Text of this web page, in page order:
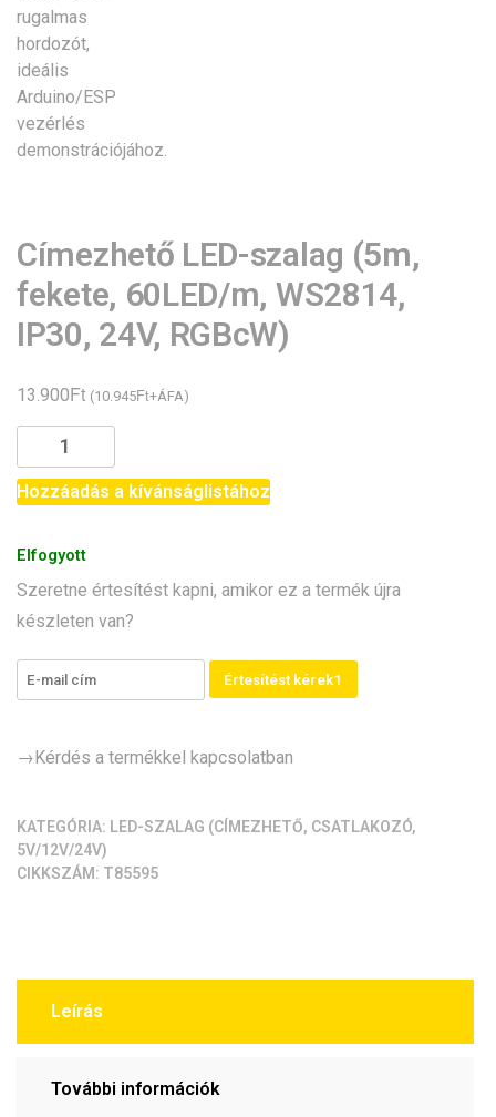
Címezhető LED-szalag (5m,
fekete, 60LED/m, WS2814,
IP30, 24V, RGBcW)
13.900Ft (10.945Ft+ÁFA)
Címezhető
LED-
szalag
60LED/m,
WS2814,
IP30,
RGBcW)
mennyiség
Hozzáadás a kívánságlistához
Elfogyott
Szeretne értesítést kapni, amikor ez a termék újra
készleten van?
Értesítést kérek1
→Kérdés a termékkel kapcsolatban
KATEGÓRIA: LED-SZALAG (CÍMEZHETŐ, CSATLAKOZÓ,
5V/12V/24V)
CIKKSZÁM: T85595
Leírás
További információk